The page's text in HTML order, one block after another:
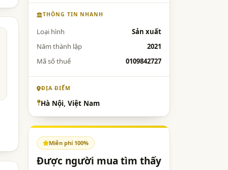
THÔNG TIN NHANH
Loại hình
Sản xuất
Năm thành lập
2021
Mã số thuế
0109842727
ĐỊA ĐIỂM
Hà Nội, Việt Nam
Miễn phí 100%
Được người mua tìm thấy